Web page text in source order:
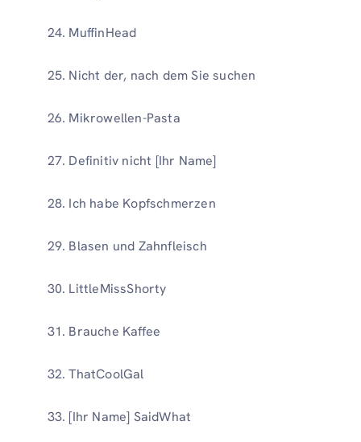
MuffinHead
Nicht der, nach dem Sie suchen
Mikrowellen-Pasta
Definitiv nicht [Ihr Name]
Ich habe Kopfschmerzen
Blasen und Zahnfleisch
LittleMissShorty
Brauche Kaffee
ThatCoolGal
[Ihr Name] SaidWhat